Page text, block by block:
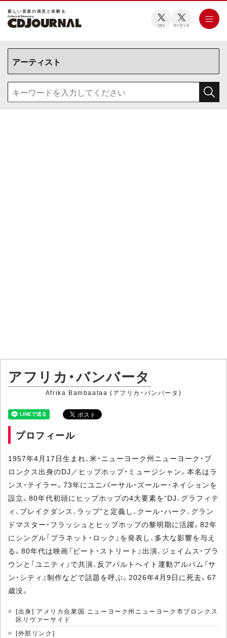
新しい⾳楽の発⾒と体験を
CDJ オーディオ
アフリカ・バンバータ
Afrika Bambaataa (アフリカ・バンバータ)
プロフィール
1957年4月17日生まれ、米・ニューヨーク州ニューヨーク・ブ
ロンクス出身のDJ／ヒップホップ・ミュージシャン。本名はラ
ンス・テイラー。73年にユニバーサル・ズールー・ネイションを
設立。80年代初頭にヒップホップの4大要素を“DJ、グラフィテ
ィ、ブレイクダンス、ラップ”と定義し、クール・ハーク、グラン
ドマスター・フラッシュとヒップホップの黎明期に活躍。82年
にシングル「プラネット・ロック」を発表し、多大な影響を与え
る。80年代は映画『ビート・ストリート』出演、ジェイムス・ブラ
ウンと「ユニティ」で共演、反アパルトヘイト運動アルバム『サ
ン・シティ』制作などで話題を呼ぶ。2026年4月9日に死去。67
歳没。
[出身] アメリカ合衆国 ニューヨーク州ニューヨーク市ブロンクス
区リヴァーサイド
[外部リンク]